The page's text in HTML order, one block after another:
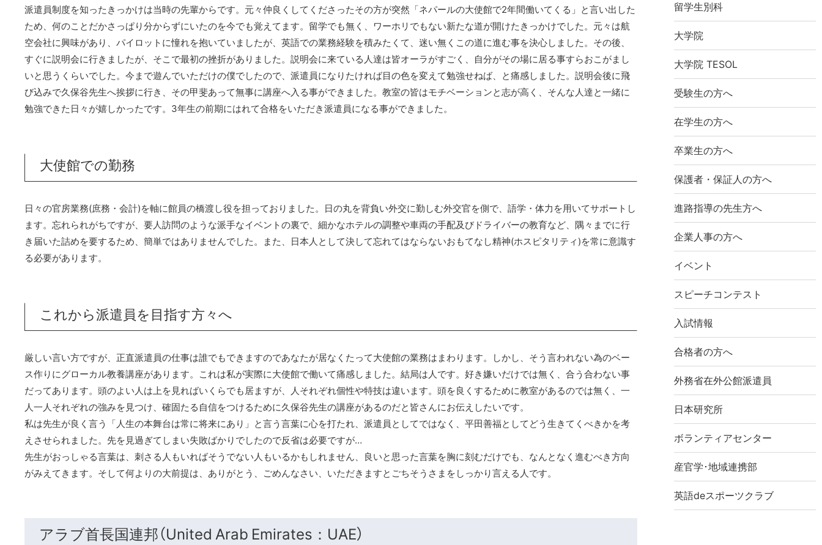
派遣員制度を知ったきっかけは当時の先輩からです。元々仲良くしてくださったその方が突然「ネパールの大使館で2年間働いてくる」と言い出した
ため、何のことだかさっぱり分からずにいたのを今でも覚えてます。留学でも無く、ワーホリでもない新たな道が開けたきっかけでした。元々は航
空会社に興味があり、パイロットに憧れを抱いていましたが、英語での業務経験を積みたくて、迷い無くこの道に進む事を決心しました。その後、
すぐに説明会に行きましたが、そこで最初の挫折がありました。説明会に来ている人達は皆オーラがすごく、自分がその場に居る事すらおこがまし
いと思うくらいでした。今まで遊んでいただけの僕でしたので、派遣員になりたければ目の色を変えて勉強せねば、と痛感しました。説明会後に飛
び込みで久保谷先生へ挨拶に行き、その甲斐あって無事に講座へ入る事ができました。教室の皆はモチベーションと志が高く、そんな人達と一緒に
勉強できた日々が嬉しかったです。3年生の前期にはれて合格をいただき派遣員になる事ができました。
大使館での勤務
日々の官房業務(庶務・会計)を軸に館員の橋渡し役を担っておりました。日の丸を背負い外交に勤しむ外交官を側で、語学・体力を用いてサポートし
ます。忘れられがちですが、要人訪問のような派手なイベントの裏で、細かなホテルの調整や車両の手配及びドライバーの教育など、隅々までに行
き届いた詰めを要するため、簡単ではありませんでした。また、日本人として決して忘れてはならないおもてなし精神(ホスピタリティ)を常に意識す
る必要があります。
これから派遣員を目指す方々へ
厳しい言い方ですが、正直派遣員の仕事は誰でもできますのであなたが居なくたって大使館の業務はまわります。しかし、そう言われない為のベー
ス作りにグローカル教養講座があります。これは私が実際に大使館で働いて痛感しました。結局は人です。好き嫌いだけでは無く、合う合わない事
だってあります。頭のよい人は上を見ればいくらでも居ますが、人それぞれ個性や特技は違います。頭を良くするために教室があるのでは無く、一
人一人それぞれの強みを見つけ、確固たる自信をつけるために久保谷先生の講座があるのだと皆さんにお伝えしたいです。
私は先生が良く言う「人生の本舞台は常に将来にあり」と言う言葉に心を打たれ、派遣員としてではなく、平田善福としてどう生きてくべきかを考
えさせられました。先を見過ぎてしまい失敗ばかりでしたので反省は必要ですが…
先生がおっしゃる言葉は、刺さる人もいればそうでない人もいるかもしれません、良いと思った言葉を胸に刻むだけでも、なんとなく進むべき方向
がみえてきます。そして何よりの大前提は、ありがとう、ごめんなさい、いただきますとごちそうさまをしっかり言える人です。
アラブ首長国連邦（United Arab Emirates：UAE）
留学生別科
大学院
大学院 TESOL
受験生の方へ
在学生の方へ
卒業生の方へ
保護者・保証人の方へ
進路指導の先生方へ
企業人事の方へ
イベント
スピーチコンテスト
入試情報
合格者の方へ
外務省在外公館派遣員
日本研究所
ボランティアセンター
産官学･地域連携部
英語deスポーツクラブ